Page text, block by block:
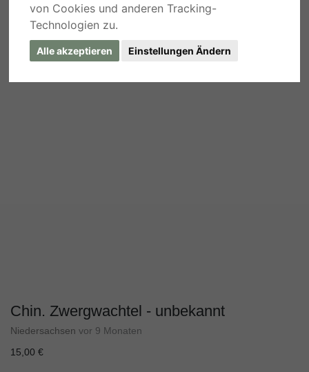
von Cookies und anderen Tracking-
Technologien zu.
Alle akzeptieren Einstellungen Ändern
Chin. Zwergwachtel - unbekannt
Niedersachsen vor 9 Monaten
15,00 €